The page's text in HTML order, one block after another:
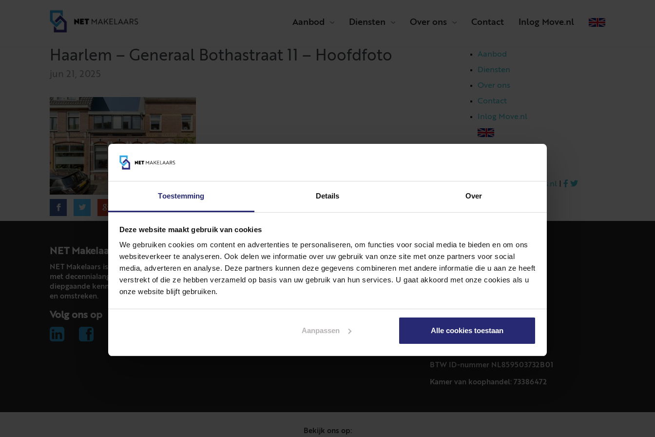
Toestemming Details Over
Deze website maakt gebruik van cookies
We gebruiken cookies om content en advertenties te personaliseren, om functies voor social media te bieden en om ons
websiteverkeer te analyseren. Ook delen we informatie over uw gebruik van onze site met onze partners voor social
media, adverteren en analyse. Deze partners kunnen deze gegevens combineren met andere informatie die u aan ze heeft
verstrekt of die ze hebben verzameld op basis van uw gebruik van hun services. U gaat akkoord met onze cookies als u
onze website blijft gebruiken.
Aanpassen Alle cookies toestaan
Aanbod Diensten Over ons Contact Inlog Move.nl
Haarlem – Generaal Bothastraat 11 – Hoofdfoto
jun 21, 2025
Aanbod
Diensten
Over ons
Contact
Inlog Move.nl
info@netmakelaars.nl
NET Makelaars
NET Makelaars is een modern makelaarskantoor
met decennialange ervaring in het vak en
diepgaande kennis van de huizenmarkt in Haarlem
en omstreken.
Volg ons op
Diensten
Hypotheekadvies
Taxatie
Turfmarkt 32 zwart
2011 CB Haarlem
BTW ID-nummer NL859503732B01
Kamer van koophandel: 73386472
Bekijk ons op: